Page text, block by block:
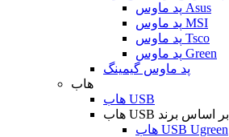
پد ماوس Asus
پد ماوس MSI
پد ماوس Tsco
پد ماوس Green
پد ماوس گیمینگ
هاب
هاب USB
هاب USB بر اساس برند
هاب USB Ugreen